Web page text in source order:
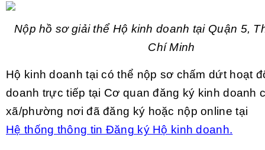
Nộp hồ sơ giải thể Hộ kinh doanh tại Quận 5,
Chí Minh
Hộ kinh doanh tại có thể nộp sơ chấm dứt hoạt
doanh trực tiếp tại Cơ quan đăng ký kinh doanh
xã/phường nơi đã đăng ký hoặc nộp online tại
Hệ thống thông tin Đăng ký Hộ kinh doanh.